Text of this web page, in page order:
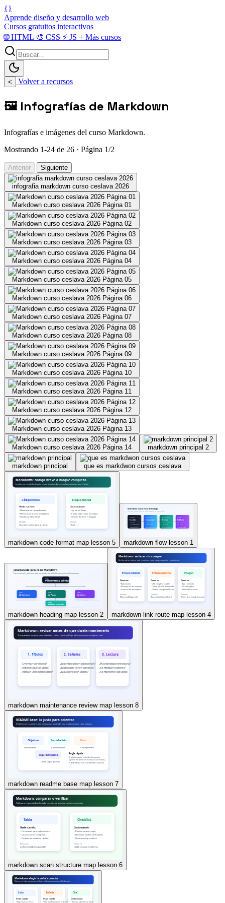
{}
Aprende diseño y desarrollo web
Cursos gratuitos interactivos
🌐HTML 🎨 CSS ⚡ JS + Más cursos
< Volver a recursos
🖼️ Infografías de Markdown
Infografías e imágenes del curso Markdown.
Mostrando 1-24 de 26 · Página 1/2
Anterior Siguiente
infografia markdown curso ceslava 2026
Markdown curso ceslava 2026 Página 01
Markdown curso ceslava 2026 Página 02
Markdown curso ceslava 2026 Página 03
Markdown curso ceslava 2026 Página 04
Markdown curso ceslava 2026 Página 05
Markdown curso ceslava 2026 Página 06
Markdown curso ceslava 2026 Página 07
Markdown curso ceslava 2026 Página 08
Markdown curso ceslava 2026 Página 09
Markdown curso ceslava 2026 Página 10
Markdown curso ceslava 2026 Página 11
Markdown curso ceslava 2026 Página 12
Markdown curso ceslava 2026 Página 13
Markdown curso ceslava 2026 Página 14 markdown principal 2
markdown principal que es markdwon cursos ceslava
markdown code format map lesson 5 markdown flow lesson 1
markdown heading map lesson 2 markdown link route map lesson 4
markdown maintenance review map lesson 8
markdown readme base map lesson 7
markdown scan structure map lesson 6